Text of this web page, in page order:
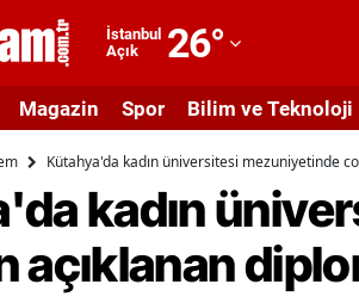
İstanbul
Açık
26°
Adıyaman
Afyonkarahisar
Ağrı
Amasya
Magazin Spor Bilim ve Teknoloji
Kütahya'da kadın üniversitesi mezuniyetinde
kadın
açıklanan